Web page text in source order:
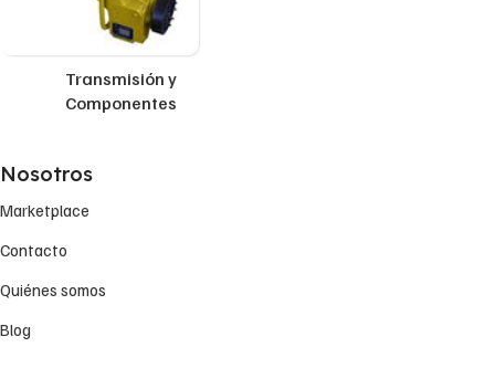
Transmisión y
Componentes
Nosotros
Marketplace
Contacto
Quiénes somos
Blog